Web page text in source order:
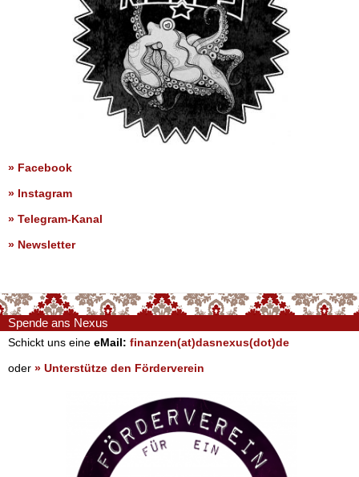
» Facebook
» Instagram
» Telegram-Kanal
» Newsletter
Spende ans Nexus
Schickt uns eine eMail: finanzen(at)dasnexus(dot)de
oder » Unterstütze den Förderverein